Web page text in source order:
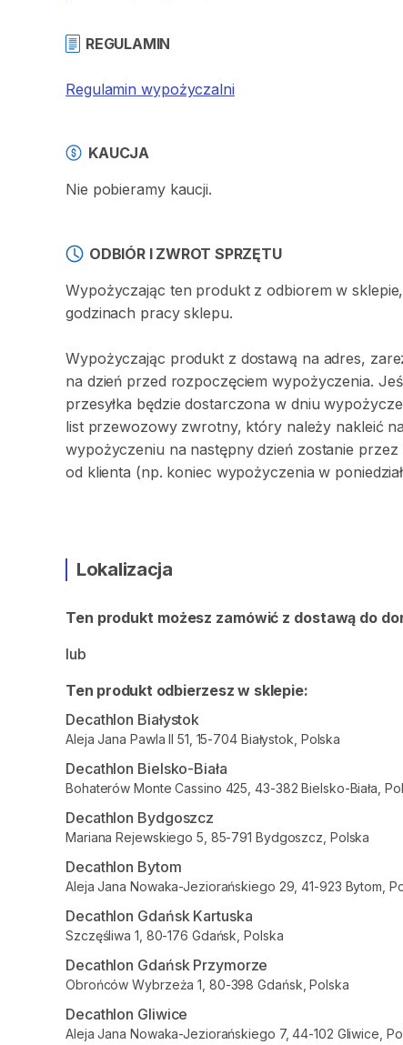
REGULAMIN
Regulamin wypożyczalni
KAUCJA
Nie pobieramy kaucji.
ODBIÓR I ZWROT SPRZĘTU
Wypożyczając ten produkt z odbiorem w
godzinach pracy sklepu.
Wypożyczając produkt z dostawą na adres,
na dzień przed rozpoczęciem wypożyczenia.
przesyłka będzie dostarczona w dniu
list przewozowy zwrotny, który należy nakleić
wypożyczeniu na następny dzień zostanie
od klienta (np. koniec wypożyczenia w
Lokalizacja
Ten produkt możesz zamówić z dostawą do
lub
Ten produkt odbierzesz w sklepie:
Decathlon Białystok
Aleja Jana Pawla II 51, 15-704 Białystok, Polska
Decathlon Bielsko-Biała
Bohaterów Monte Cassino 425, 43-382 Bielsko-Biała,
Decathlon Bydgoszcz
Mariana Rejewskiego 5, 85-791 Bydgoszcz, Polska
Decathlon Bytom
Aleja Jana Nowaka-Jeziorańskiego 29, 41-923 Bytom,
Decathlon Gdańsk Kartuska
Szczęśliwa 1, 80-176 Gdańsk, Polska
Decathlon Gdańsk Przymorze
Obrońców Wybrzeża 1, 80-398 Gdańsk, Polska
Decathlon Gliwice
Aleja Jana Nowaka-Jeziorańskiego 7, 44-102 Gliwice,